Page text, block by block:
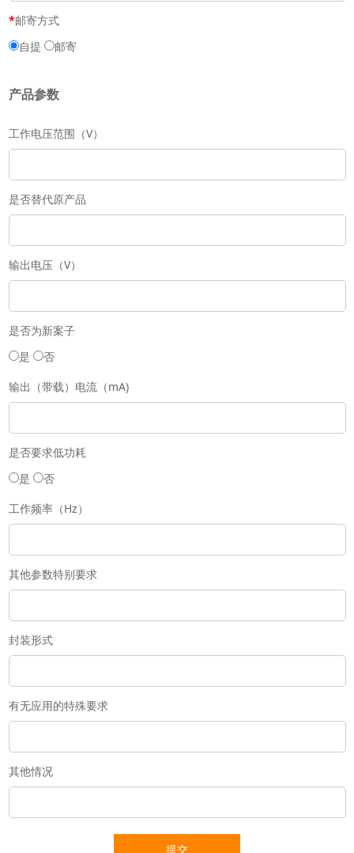
*邮寄方式
自提
邮寄
产品参数
工作电压范围（V）
是否替代原产品
输出电压（V）
是否为新案子
是
否
输出（带载）电流（mA)
是否要求低功耗
是
否
工作频率（Hz）
其他参数特别要求
封装形式
有无应用的特殊要求
其他情况